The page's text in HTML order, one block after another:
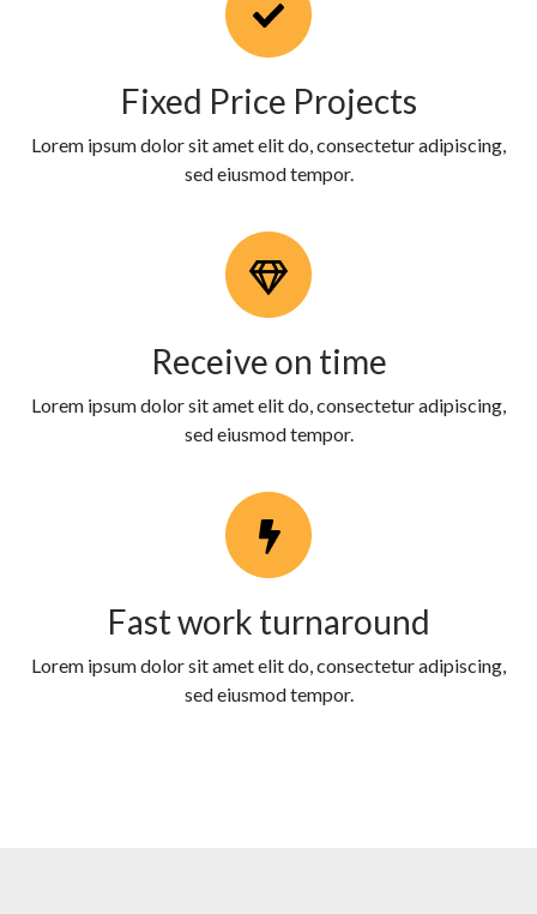
Fixed Price Projects
Lorem ipsum dolor sit amet elit do, consectetur adipiscing,
sed eiusmod tempor.
Receive on time
Lorem ipsum dolor sit amet elit do, consectetur adipiscing,
sed eiusmod tempor.
Fast work turnaround
Lorem ipsum dolor sit amet elit do, consectetur adipiscing,
sed eiusmod tempor.